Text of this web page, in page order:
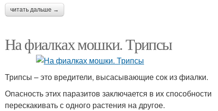
читать дальше →
На фиалках мошки. Трипсы
Трипсы – это вредители, высасывающие сок из фиалки.
Опасность этих паразитов заключается в их способности
перескакивать с одного растения на другое.